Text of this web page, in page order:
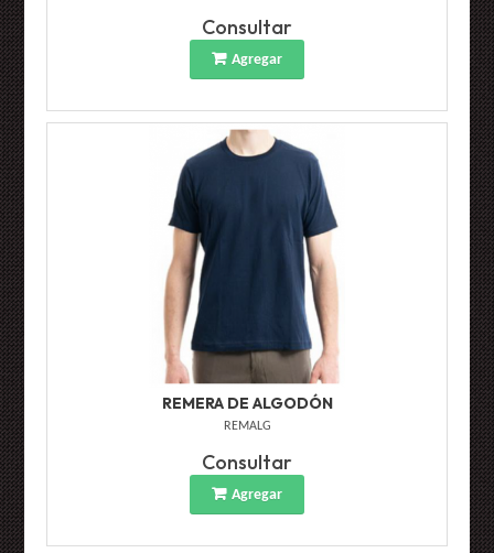
Consultar
Agregar
REMERA DE ALGODÓN
REMALG
Consultar
Agregar